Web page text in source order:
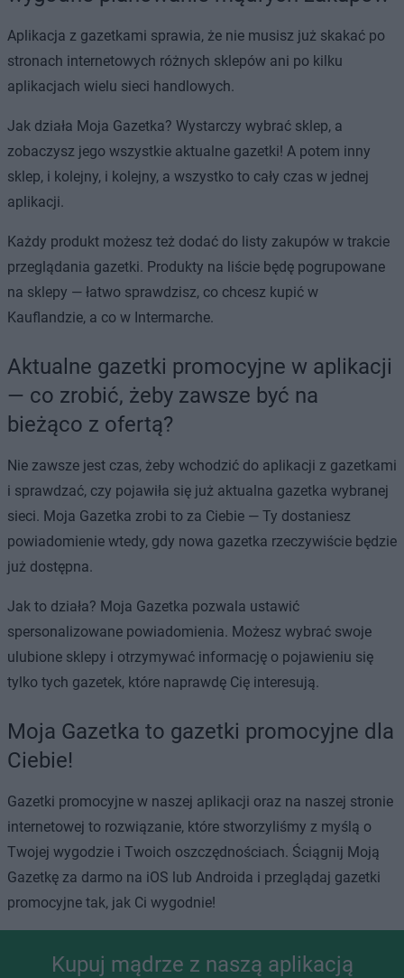
Aplikacja z gazetkami sprawia, że nie musisz już skakać po
stronach internetowych różnych sklepów ani po kilku
aplikacjach wielu sieci handlowych.
Jak działa Moja Gazetka? Wystarczy wybrać sklep, a
zobaczysz jego wszystkie aktualne gazetki! A potem inny
sklep, i kolejny, i kolejny, a wszystko to cały czas w jednej
aplikacji.
Każdy produkt możesz też dodać do listy zakupów w trakcie
przeglądania gazetki. Produkty na liście będę pogrupowane
na sklepy — łatwo sprawdzisz, co chcesz kupić w
Kauflandzie, a co w Intermarche.
Aktualne gazetki promocyjne w aplikacji
— co zrobić, żeby zawsze być na
bieżąco z ofertą?
Nie zawsze jest czas, żeby wchodzić do aplikacji z gazetkami
i sprawdzać, czy pojawiła się już aktualna gazetka wybranej
sieci. Moja Gazetka zrobi to za Ciebie — Ty dostaniesz
powiadomienie wtedy, gdy nowa gazetka rzeczywiście będzie
już dostępna.
Jak to działa? Moja Gazetka pozwala ustawić
spersonalizowane powiadomienia. Możesz wybrać swoje
ulubione sklepy i otrzymywać informację o pojawieniu się
tylko tych gazetek, które naprawdę Cię interesują.
Moja Gazetka to gazetki promocyjne dla
Ciebie!
Gazetki promocyjne w naszej aplikacji oraz na naszej stronie
internetowej to rozwiązanie, które stworzyliśmy z myślą o
Twojej wygodzie i Twoich oszczędnościach. Ściągnij Moją
Gazetkę za darmo na iOS lub Androida i przeglądaj gazetki
promocyjne tak, jak Ci wygodnie!
Kupuj mądrze z naszą aplikacją